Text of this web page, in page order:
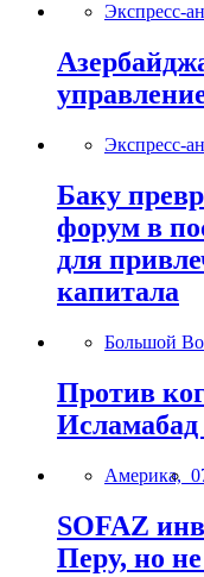
Экспресс-
Экспресс-
Баку
форум в
для
капитала
Большой
Против
Америка,
SOFAZ
Перу, но